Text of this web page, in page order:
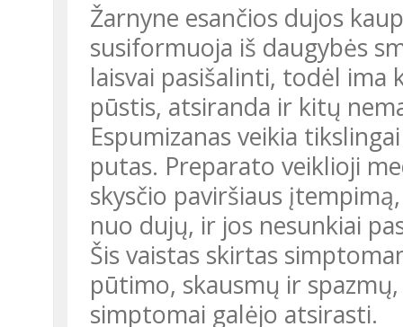
Žarnyne esančios dujos
susiformuoja iš daugybės
laisvai pasišalinti, todėl ima
pūstis, atsiranda ir kitų
Espumizanas veikia
putas. Preparato veiklioji
skysčio paviršiaus
nuo dujų, ir jos nesunkiai
Šis vaistas skirtas
pūtimo, skausmų ir
simptomai galėjo atsirasti.